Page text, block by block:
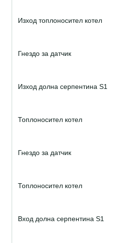
Изход топлоносител котел
Гнездо за датчик
Изход долна серпентина S1
Топлоносител котел
Гнездо за датчик
Топлоносител котел
Вход долна серпентина S1